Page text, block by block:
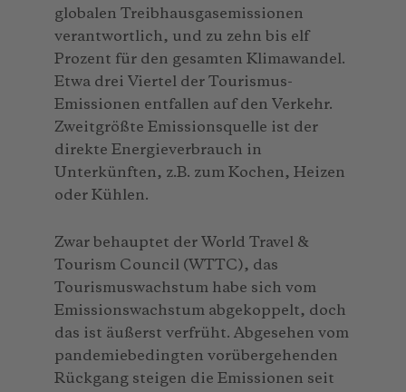
globalen Treibhausgasemissionen
verantwortlich, und zu zehn bis elf
Prozent für den gesamten Klimawandel.
Etwa drei Viertel der Tourismus-
Emissionen entfallen auf den Verkehr.
Zweitgrößte Emissionsquelle ist der
direkte Energieverbrauch in
Unterkünften, z.B. zum Kochen, Heizen
oder Kühlen.
Zwar behauptet der World Travel &
Tourism Council (WTTC), das
Tourismuswachstum habe sich vom
Emissionswachstum abgekoppelt, doch
das ist äußerst verfrüht. Abgesehen vom
pandemiebedingten vorübergehenden
Rückgang steigen die Emissionen seit